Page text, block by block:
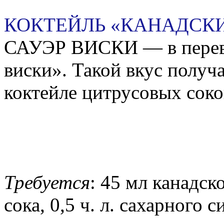
КОКТЕЙЛЬ
САУЭР ВИСКИ — в
виски». Такой вкус
коктейле цитрусовых
Требуется: 45 мл
сока, 0,5 ч. л. сахарного